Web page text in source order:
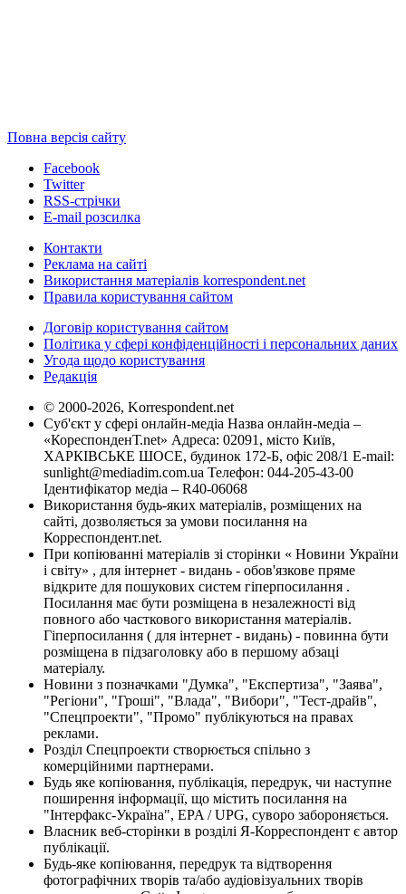
Повна версія сайту
Facebook
Twitter
RSS-стрічки
E-mail розсилка
Контакти
Реклама на сайті
Використання матеріалів korrespondent.net
Правила користування сайтом
Договір користування сайтом
Політика у сфері конфіденційності і персональних даних
Угода щодо користування
Редакція
© 2000-2026, Korrespondent.net
Суб'єкт у сфері онлайн-медіа Назва онлайн-медіа –
«КореспонденТ.net» Адреса: 02091, місто Київ,
ХАРКІВСЬКЕ ШОСЕ, будинок 172-Б, офіс 208/1 E-mail:
sunlight@mediadim.com.ua Телефон: 044-205-43-00
Ідентифікатор медіа – R40-06068
Використання будь-яких матеріалів, розміщених на
сайті, дозволяється за умови посилання на
Корреспондент.net.
При копіюванні матеріалів зі сторінки « Новини України
і світу» , для інтернет - видань - обов'язкове пряме
відкрите для пошукових систем гіперпосилання .
Посилання має бути розміщена в незалежності від
повного або часткового використання матеріалів.
Гіперпосилання ( для інтернет - видань) - повинна бути
розміщена в підзаголовку або в першому абзаці
матеріалу.
Новини з позначками "Думка", "Експертиза", "Заява",
"Регіони", "Гроші", "Влада", "Вибори", "Тест-драйв",
"Спецпроекти", "Промо" публікуються на правах
реклами.
Розділ Спецпроекти створюється спільно з
комерційними партнерами.
Будь яке копіювання, публікація, передрук, чи наступне
поширення інформації, що містить посилання на
"Інтерфакс-Україна", EPA / UPG, суворо забороняється.
Власник веб-сторінки в розділі Я-Корреспондент є автор
публікації.
Будь-яке копіювання, передрук та відтворення
фотографічних творів та/або аудіовізуальних творів